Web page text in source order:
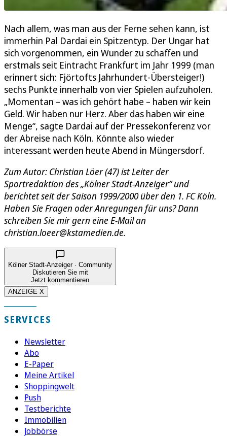
Nach allem, was man aus der Ferne sehen kann, ist
immerhin Pal Dardai ein Spitzentyp. Der Ungar hat
sich vorgenommen, ein Wunder zu schaffen und
erstmals seit Eintracht Frankfurt im Jahr 1999 (man
erinnert sich: Fjörtofts Jahrhundert-Übersteiger!)
sechs Punkte innerhalb von vier Spielen aufzuholen.
„Momentan – was ich gehört habe – haben wir kein
Geld. Wir haben nur Herz. Aber das haben wir eine
Menge“, sagte Dardai auf der Pressekonferenz vor
der Abreise nach Köln. Könnte also wieder
interessant werden heute Abend in Müngersdorf.
Zum Autor: Christian Löer (47) ist Leiter der
Sportredaktion des „Kölner Stadt-Anzeiger“ und
berichtet seit der Saison 1999/2000 über den 1. FC Köln.
Haben Sie Fragen oder Anregungen für uns? Dann
schreiben Sie mir gern eine E-Mail an
christian.loeer@kstamedien.de.
Kölner Stadt-Anzeiger · Community
Diskutieren Sie mit
Jetzt kommentieren
ANZEIGE X
SERVICES
Newsletter
Abo
E-Paper
Meine Artikel
Shoppingwelt
Push
Testberichte
Immobilien
Jobbörse